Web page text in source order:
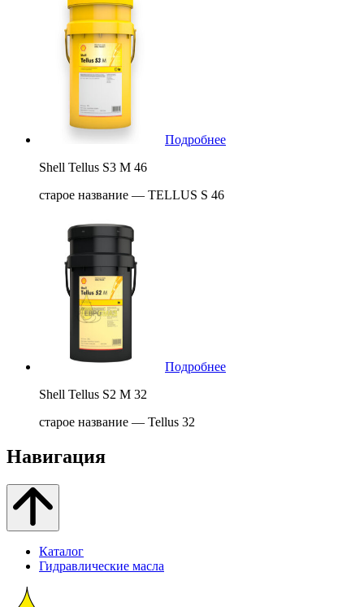
Подробнее
Shell Tellus S3 M 46
старое название — TELLUS S 46
Подробнее
Shell Tellus S2 M 32
старое название — Tellus 32
Навигация
Каталог
Гидравлические масла